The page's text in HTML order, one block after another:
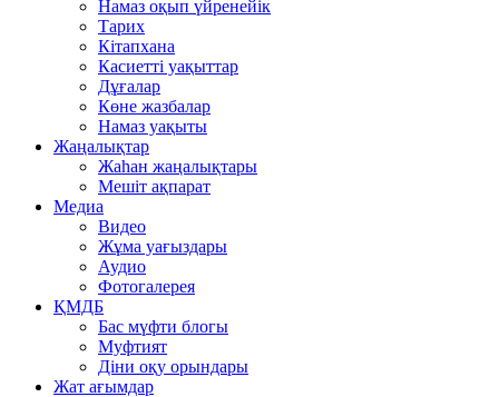
Намаз оқып үйренейік
Тарих
Кітапхана
Касиетті уақыттар
Дұғалар
Көне жазбалар
Намаз уақыты
Жаңалықтар
Жаһан жаңалықтары
Мешіт ақпарат
Медиа
Видео
Жұма уағыздары
Аудио
Фотогалерея
ҚМДБ
Бас мүфти блогы
Муфтият
Діни оқу орындары
Жат ағымдар